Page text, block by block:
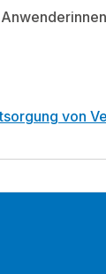
von